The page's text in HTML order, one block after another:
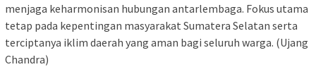
menjaga keharmonisan hubungan antarlembaga. Fokus utama
tetap pada kepentingan masyarakat Sumatera Selatan serta
terciptanya iklim daerah yang aman bagi seluruh warga. (Ujang
Chandra)